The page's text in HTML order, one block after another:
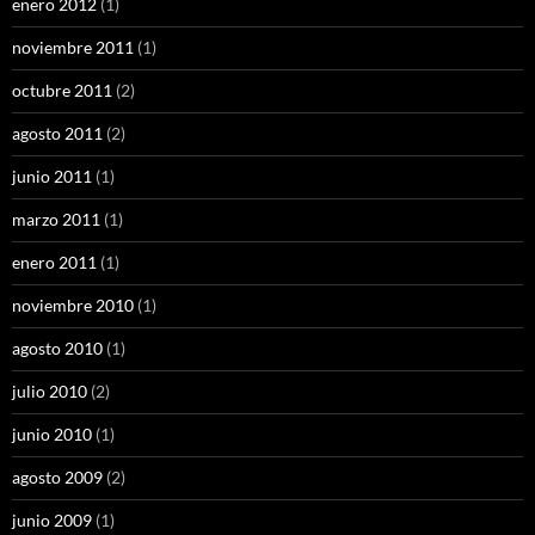
enero 2012 (1)
noviembre 2011 (1)
octubre 2011 (2)
agosto 2011 (2)
junio 2011 (1)
marzo 2011 (1)
enero 2011 (1)
noviembre 2010 (1)
agosto 2010 (1)
julio 2010 (2)
junio 2010 (1)
agosto 2009 (2)
junio 2009 (1)